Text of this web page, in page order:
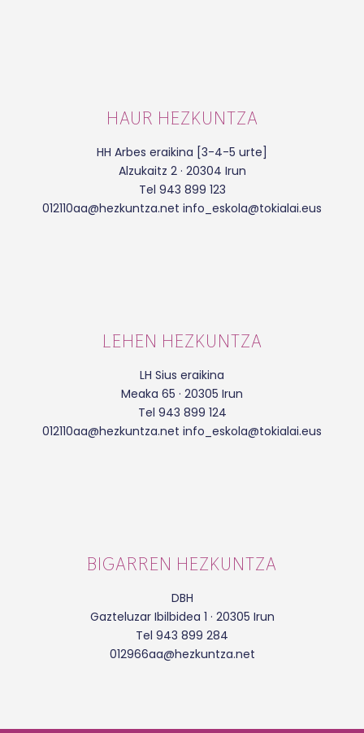
HAUR HEZKUNTZA
HH Arbes eraikina [3-4-5 urte]
Alzukaitz 2 · 20304 Irun
Tel 943 899 123
012110aa@hezkuntza.net info_eskola@tokialai.eus
LEHEN HEZKUNTZA
LH Sius eraikina
Meaka 65 · 20305 Irun
Tel 943 899 124
012110aa@hezkuntza.net info_eskola@tokialai.eus
BIGARREN HEZKUNTZA
DBH
Gazteluzar Ibilbidea 1 · 20305 Irun
Tel 943 899 284
012966aa@hezkuntza.net